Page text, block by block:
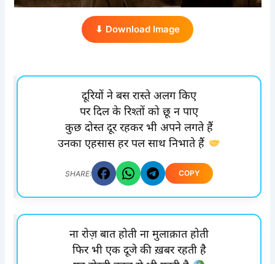
⬇ Download Image
दूरियों ने बस रास्ते अलग किए
पर दिल के रिश्तों को छू न पाए
कुछ दोस्त दूर रहकर भी अपने लगते हैं
उनका एहसास हर पल साथ निभाते हैं
SHARE: COPY
ना रोज़ बात होती ना मुलाक़ात होती
फिर भी एक दूजे की ख़बर रहती है